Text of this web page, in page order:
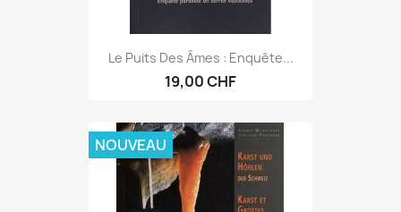
Le Puits Des Âmes : Enquête...
19,00 CHF
NOUVEAU